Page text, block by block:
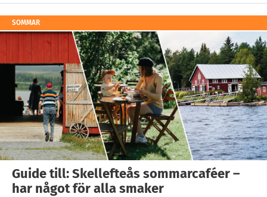
SOMMAR
Guide till: Skellefteås sommarcaféer –
har något för alla smaker